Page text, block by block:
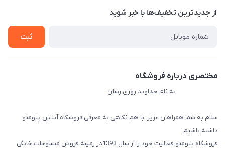
درباره ما
راهنما
از جدید‌ترین تخفیف‌ها با‌ خبر شوید
ثبت
مختصری درباره فروشگاه
به نام خداوند روزی رسان
سلام به شما همراهان عزیز ،با هم نگاهی به معرفی فروشگاه آنلاین پتومتو
داشته باشیم.
فروشگاه پتومتو فعالیت خود را از سال 1393در زمینه فروش منسوجات خانگی